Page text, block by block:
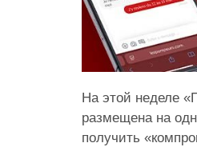
На этой неделе
размещена на
получить